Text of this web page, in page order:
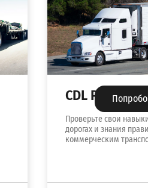
CDL Prep на
Проверьте свои
дорогах и знания
коммерческим